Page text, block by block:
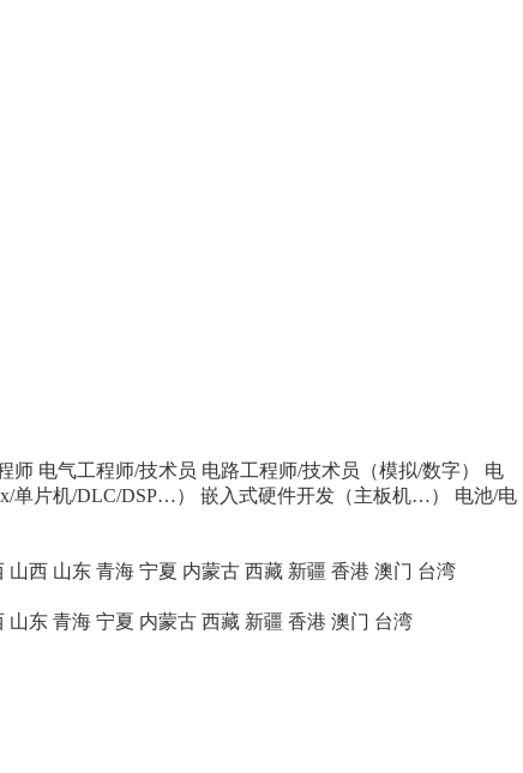
师 电气工程师/技术员 电路工程师/技术员（模拟/数字）
电
单片机/DLC/DSP…） 嵌入式硬件开发（主板机…）
电池/电
山西 山东 青海 宁夏 内蒙古 西藏 新疆 香港 澳门 台湾
山东 青海 宁夏 内蒙古 西藏 新疆 香港 澳门 台湾